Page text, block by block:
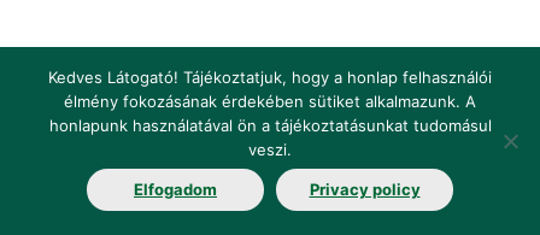
Impresszum Jogi nyilatkozat Jogszabályok
Fogalomtár Elérhetőségek Álláshirdetés
Kedves Látogató! Tájékoztatjuk, hogy a honlap felhasználói
élmény fokozásának érdekében sütiket alkalmazunk. A
honlapunk használatával ön a tájékoztatásunkat tudomásul
veszi.
Elfogadom Privacy policy